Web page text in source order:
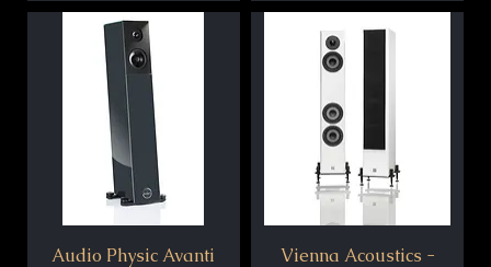
Vienna Acoustics -
Audio Physic Avanti